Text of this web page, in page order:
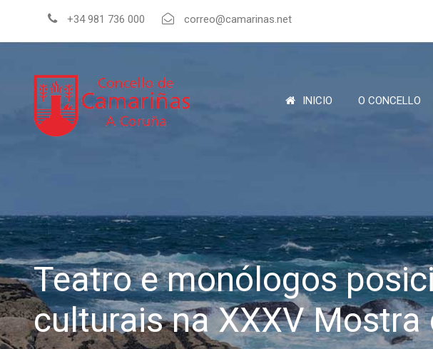
+34 981 736 000 correo@camarinas.net
INICIO O CONCELLO
Teatro e monólogos
culturais na XXXV